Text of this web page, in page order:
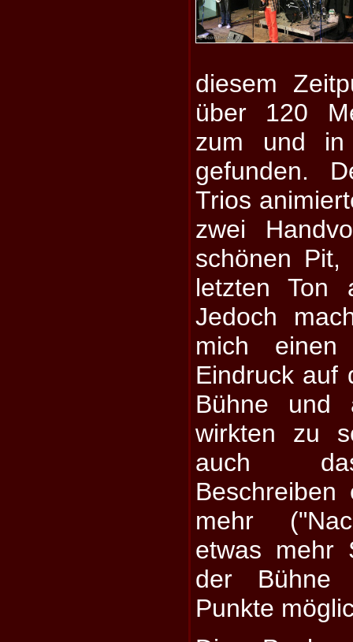
diesem
über 120
zum und in
gefunden.
Trios
zwei
schönen
letzten Ton
Jedoch
mich einen
Eindruck auf
Bühne und
wirkten zu
auch
mehr
etwas mehr
der Bühne
Punkte